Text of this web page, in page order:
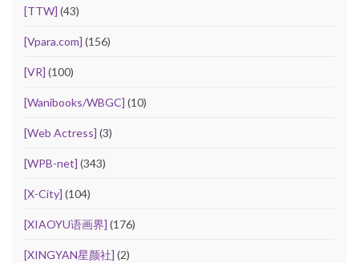
[TTW] (43)
[Vpara.com] (156)
[VR] (100)
[Wanibooks/WBGC] (10)
[Web Actress] (3)
[WPB-net] (343)
[X-City] (104)
[XIAOYU语画界] (176)
[XINGYAN星颜社] (2)